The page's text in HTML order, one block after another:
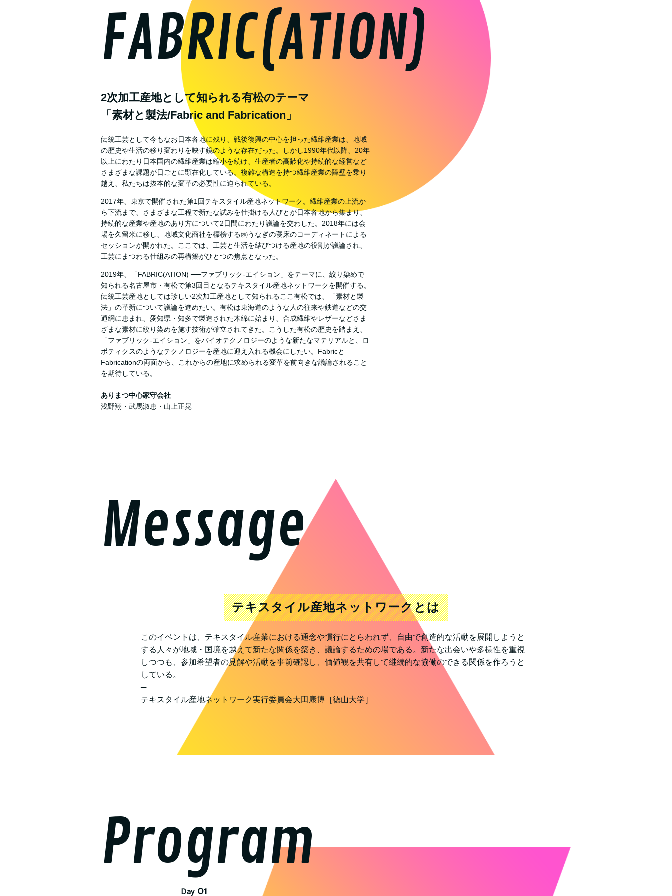
FABRIC(ATION)
2次加工産地として知られる有松のテーマ
「素材と製法/Fabric and Fabrication」
伝統工芸として今もなお日本各地に残り、戦後復興の中心を担った繊維産業は、地域
の歴史や生活の移り変わりを映す鏡のような存在だった。しかし1990年代以降、20年
以上にわたり日本国内の繊維産業は縮小を続け、生産者の高齢化や持続的な経営など
さまざまな課題が日ごとに顕在化している。複雑な構造を持つ繊維産業の障壁を乗り
越え、私たちは抜本的な変革の必要性に迫られている。
2017年、東京で開催された第1回テキスタイル産地ネットワーク。繊維産業の上流か
ら下流まで、さまざまな工程で新たな試みを仕掛ける人びとが日本各地から集まり、
持続的な産業や産地のあり方について2日間にわたり議論を交わした。2018年には会
場を久留米に移し、地域文化商社を標榜する㈱うなぎの寝床のコーディネートによる
セッションが開かれた。ここでは、工芸と生活を結びつける産地の役割が議論され、
工芸にまつわる仕組みの再構築がひとつの焦点となった。
2019年、「FABRIC(ATION) ──ファブリック-エイション」をテーマに、絞り染めで
知られる名古屋市・有松で第3回目となるテキスタイル産地ネットワークを開催する。
伝統工芸産地としては珍しい2次加工産地として知られるここ有松では、「素材と製
法」の革新について議論を進めたい。有松は東海道のような人の往来や鉄道などの交
通網に恵まれ、愛知県・知多で製造された木綿に始まり、合成繊維やレザーなどさま
ざまな素材に絞り染めを施す技術が確立されてきた。こうした有松の歴史を踏まえ、
「ファブリック-エイション」をバイオテクノロジーのような新たなマテリアルと、ロ
ボティクスのようなテクノロジーを産地に迎え入れる機会にしたい。Fabricと
Fabricationの両面から、これからの産地に求められる変革を前向きな議論されること
を期待している。
―
ありまつ中心家守会社
浅野翔・武馬淑恵・山上正晃
Message
テキスタイル産地ネットワークとは
このイベントは、テキスタイル産業における通念や慣行にとらわれず、自由で創造的な活動を展開しようと
する人々が地域・国境を越えて新たな関係を築き、議論するための場である。新たな出会いや多様性を重視
しつつも、参加希望者の見解や活動を事前確認し、価値観を共有して継続的な協働のできる関係を作ろうと
している。
─
テキスタイル産地ネットワーク実行委員会大田康博［徳山大学］
Program
Day 01